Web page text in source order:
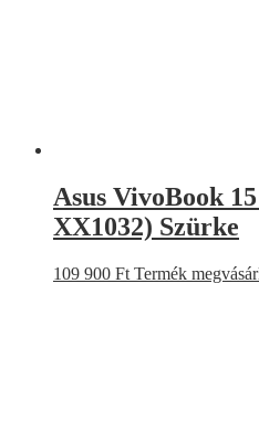
Asus VivoBook
XX1032) Szürke
109 900 Ft Termék